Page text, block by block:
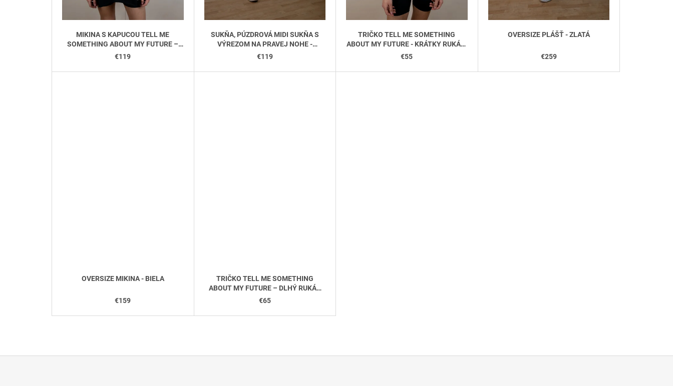
MIKINA S KAPUCOU TELL ME
SOMETHING ABOUT MY FUTURE –
KRÁTKY RUKÁV - ČIERNA
€119
SUKŇA, PÚZDROVÁ MIDI SUKŇA S
VÝREZOM NA PRAVEJ NOHE -
BÉŽOVÁ
€119
TRIČKO TELL ME SOMETHING
ABOUT MY FUTURE - KRÁTKY RUKÁV-
BIELA
€55
OVERSIZE PLÁŠŤ - ZLATÁ
€259
OVERSIZE MIKINA - BIELA
€159
TRIČKO TELL ME SOMETHING
ABOUT MY FUTURE – DLHÝ RUKÁV
-ČIERNA
€65